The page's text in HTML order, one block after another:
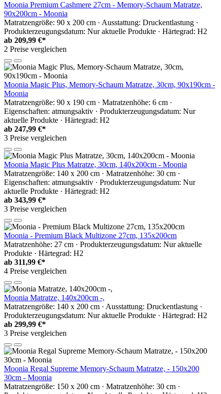
Moonia Premium Cashmere 27cm - Memory-Schaum Matratze,
90x200cm - Moonia
Matratzengröße: 90 x 200 cm · Ausstattung: Druckentlastung ·
Produkterzeugungsdatum: Nur aktuelle Produkte · Härtegrad: H2
ab 209,99 €*
2 Preise vergleichen
Moonia Magic Plus, Memory-Schaum Matratze, 30cm, 90x190cm -
Moonia
Matratzengröße: 90 x 190 cm · Matratzenhöhe: 6 cm ·
Eigenschaften: atmungsaktiv · Produkterzeugungsdatum: Nur
aktuelle Produkte · Härtegrad: H2
ab 247,99 €*
3 Preise vergleichen
Moonia Magic Plus Matratze, 30cm, 140x200cm - Moonia
Matratzengröße: 140 x 200 cm · Matratzenhöhe: 30 cm ·
Eigenschaften: atmungsaktiv · Produkterzeugungsdatum: Nur
aktuelle Produkte · Härtegrad: H2
ab 343,99 €*
3 Preise vergleichen
Moonia - Premium Black Multizone 27cm, 135x200cm
Matratzenhöhe: 27 cm · Produkterzeugungsdatum: Nur aktuelle
Produkte · Härtegrad: H2
ab 311,99 €*
4 Preise vergleichen
Moonia Matratze, 140x200cm -,
Matratzengröße: 140 x 200 cm · Ausstattung: Druckentlastung ·
Produkterzeugungsdatum: Nur aktuelle Produkte · Härtegrad: H2
ab 299,99 €*
3 Preise vergleichen
Moonia Regal Supreme Memory-Schaum Matratze, - 150x200
30cm - Moonia
Matratzengröße: 150 x 200 cm · Matratzenhöhe: 30 cm ·